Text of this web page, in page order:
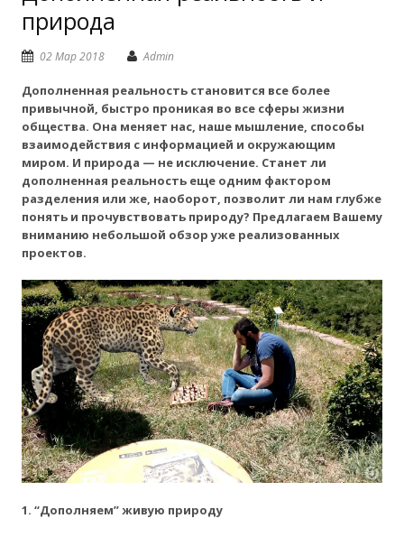
природа
02 Мар 2018 Admin
Дополненная реальность становится все более
привычной, быстро проникая во все сферы жизни
общества. Она меняет нас, наше мышление, способы
взаимодействия с информацией и окружающим
миром. И природа — не исключение. Станет ли
дополненная реальность еще одним фактором
разделения или же, наоборот, позволит ли нам глубже
понять и прочувствовать природу? Предлагаем Вашему
вниманию небольшой обзор уже реализованных
проектов.
1. “Дополняем” живую природу